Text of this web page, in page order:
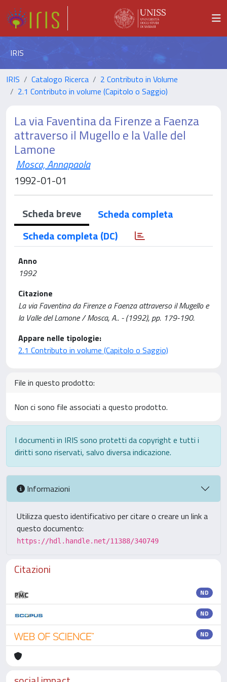
IRIS
IRIS Catalogo Ricerca
2 Contributo in Volume
2.1 Contributo in volume (Capitolo o Saggio)
La via Faventina da Firenze a Faenza
attraverso il Mugello e la Valle del
Lamone
Mosca, Annapaola
1992-01-01
Scheda breve
Scheda completa
Scheda completa (DC)
Anno
1992
Citazione
La via Faventina da Firenze a Faenza attraverso il Mugello e
la Valle del Lamone / Mosca, A.. - (1992), pp. 179-190.
Appare nelle tipologie:
2.1 Contributo in volume (Capitolo o Saggio)
File in questo prodotto:
Non ci sono file associati a questo prodotto.
I documenti in IRIS sono protetti da copyright e tutti i
diritti sono riservati, salvo diversa indicazione.
Informazioni
Utilizza questo identificativo per citare o creare un link a
questo documento:
https://hdl.handle.net/11388/340749
Citazioni
ND
ND
ND